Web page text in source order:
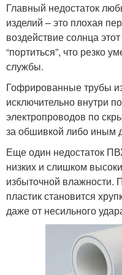
Главный недостаток
изделий – это плохая
воздействие солнца
“портиться”, что резко
службы.
Гофрированные трубы
исключительно внутри
электропроводов по
за обшивкой либо иным
Еще один недостаток
низких и слишком
избыточной влажности.
пластик становится
даже от несильного